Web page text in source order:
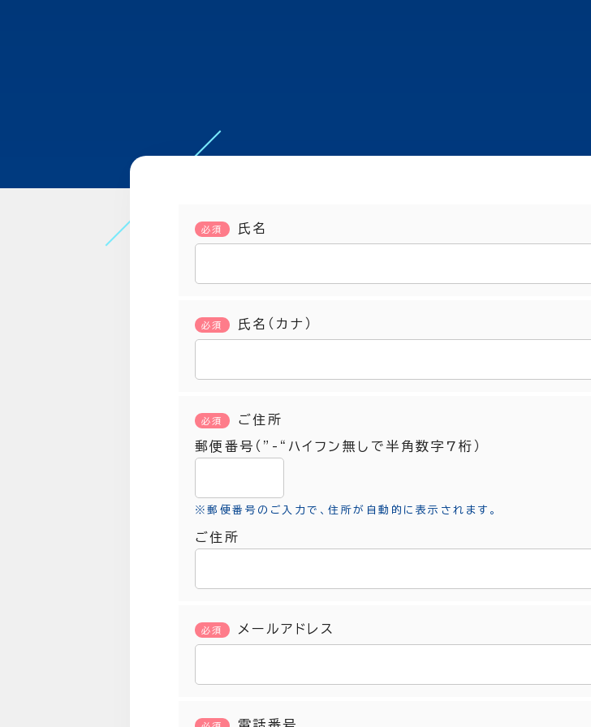
必須 氏名
必須 氏名（カナ）
必須 ご住所
郵便番号（”-“ハイフン無しで半角数字7桁）
※郵便番号のご入力で、住所が自動的に表示されます。
ご住所
必須 メールアドレス